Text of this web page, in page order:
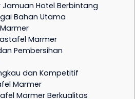
Hotel Berbintang
Bahan Utama
Marmer
Pembersihan
dan Kompetitif
Marmer
Marmer Berkualitas